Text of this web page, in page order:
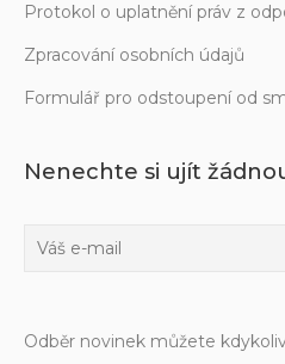
Protokol o uplatnění práv z
Zpracování osobních údajů
Formulář pro odstoupení od
Nenechte si ujít
Odběr novinek můžete